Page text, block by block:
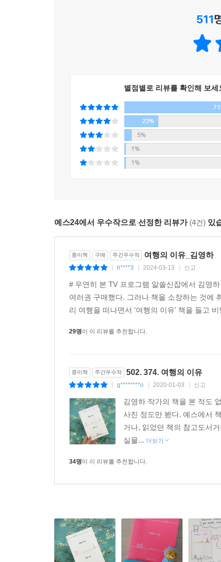
증가하고 있다. 그 이유는 무엇일까. 우리는 왜
[알아두면 쓸데없는 신비한 잡학사전]에 출연하
아니라, 예측할 수 없는 방향으로 이야기를 풀어
「그림자를 판 사나이」에서는 공동체로부터
「아폴로 8호에서 보내온 사진」은 여행의 또
지구돋이Earthrise 사진에 대한 이야기로 시작
아름답게 보여준다.
139쪽
그리하여, 다시 여행으로 돌아가다
대한 반짝이는 해석이 담겨 있다. 허영과 자만
하면 현명하게 살아갈 수 있을 것인가에 대한 답
규정할 수밖에 없는 이유가 담겼다. 한곳에 평화
글이기도 하다.
인생의 원점이 된다. 일상으로 돌아올 때가 아니
이번 생은 떠돌면서 살 운명이라는 것. 귀환의 원
511
별점별로 리뷰를 확인해 보세
23%
5%
1%
1%
예스24에서 우수작으로 선정한 리뷰가 (4건) 있
종이책 구매 주간우수작 여행의 이유_김영하
h****3 2024-03-13 신고
# 우연히 본 TV 프로그램 알쓸신잡에서 김영
여러권 구매했다. 그러나 책을 소장하는 것에
리 여행을 떠나면서 '여행의 이유' 책을 들고
29명이 이 리뷰를 추천합니다.
종이책 주간우수작 502. 374. 여행의 이유
g********o 2020-01-03 신고
김영하 작가의 책을 본 적도
사진 정도만 봤다. 예스에서
거나, 읽었던 책의 참고도서
실물... 더보기
34명이 이 리뷰를 추천합니다.